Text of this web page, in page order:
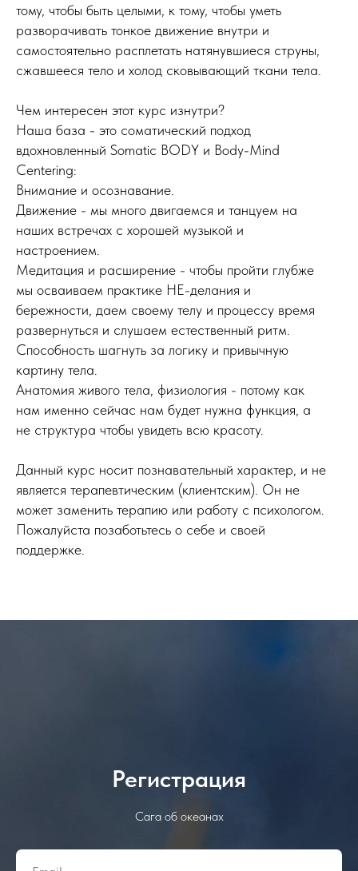
тому, чтобы быть целыми, к тому, чтобы уметь
разворачивать тонкое движение внутри и
самостоятельно расплетать натянувшиеся струны,
сжавшееся тело и холод сковывающий ткани тела.
Чем интересен этот курс изнутри?
Наша база - это соматический подход
вдохновленный Somatic BODY и Body-Mind
Centering:
Внимание и осознавание.
Движение - мы много двигаемся и танцуем на
наших встречах с хорошей музыкой и
настроением.
Медитация и расширение - чтобы пройти глубже
мы осваиваем практике НЕ-делания и
бережности, даем своему телу и процессу время
развернуться и слушаем естественный ритм.
Способность шагнуть за логику и привычную
картину тела.
Анатомия живого тела, физиология - потому как
нам именно сейчас нам будет нужна функция, а
не структура чтобы увидеть всю красоту.
Данный курс носит познавательный характер, и не
является терапевтическим (клиентским). Он не
может заменить терапию или работу с психологом.
Пожалуйста позаботьтесь о себе и своей
поддержке.
Регистрация
Сага об океанах